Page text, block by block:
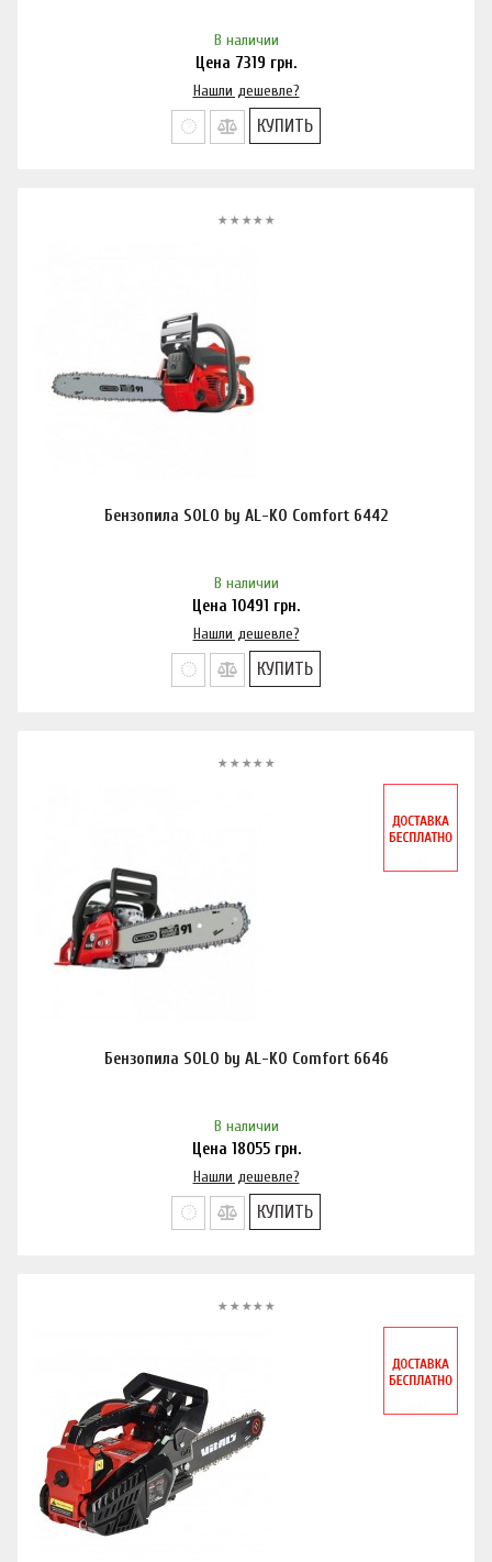
В наличии
Цена 7319 грн.
Нашли дешевле?
КУПИТЬ
Бензопила SOLO by AL-KO Comfort 6442
В наличии
Цена 10491 грн.
Нашли дешевле?
КУПИТЬ
Бензопила SOLO by AL-KO Comfort 6646
В наличии
Цена 18055грн.
Нашли дешевле?
КУПИТЬ